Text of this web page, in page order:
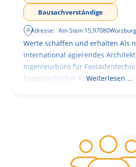
Bausachverständige
Adresse: Am Stein 15,97080Würzburg
Werte schaffen und erhalten Als
international agierendes
Ingenieurbüro für
hauptsächlicher Fokus in der
Weiterlesen …